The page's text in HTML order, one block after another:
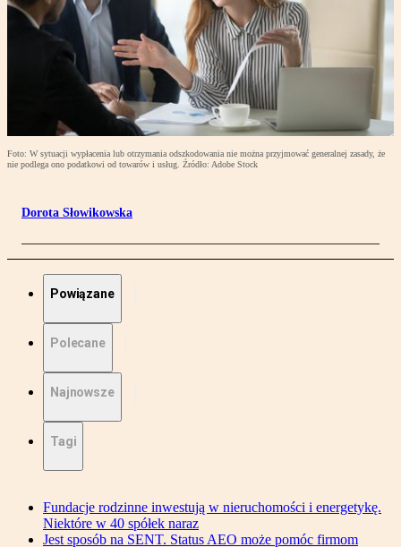
Foto: W sytuacji wypłacenia lub otrzymania odszkodowania nie można przyjmować generalnej zasady, że
nie podlega ono podatkowi od towarów i usług. Źródło: Adobe Stock
Dorota Słowikowska
Powiązane
Polecane
Najnowsze
Tagi
Fundacje rodzinne inwestują w nieruchomości i energetykę.
Niektóre w 40 spółek naraz
Jest sposób na SENT. Status AEO może pomóc firmom